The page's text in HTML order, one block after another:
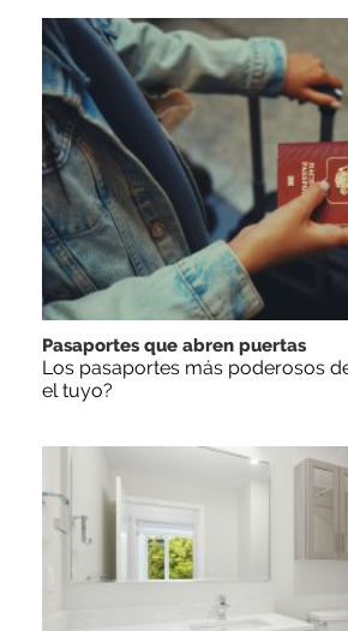
Pasaportes que abren puertas
Los pasaportes más poderosos
el tuyo?